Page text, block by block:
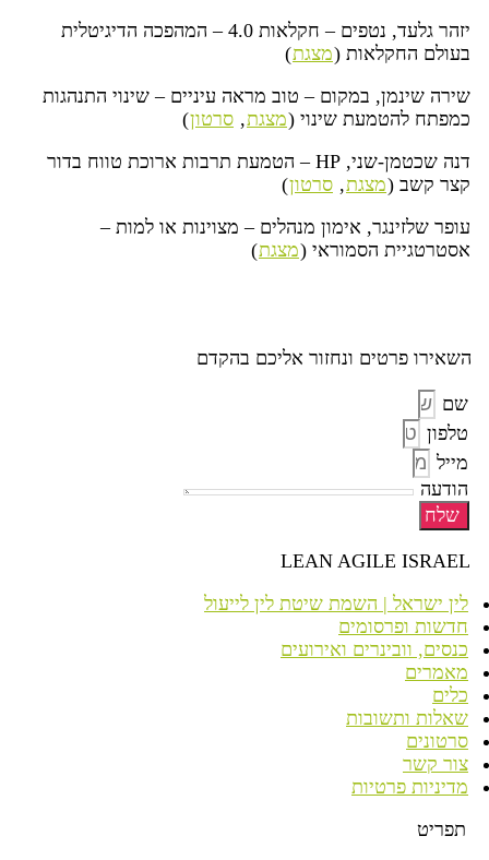
יזהר גלעד, נטפים – חקלאות 4.0 – המהפכה הדיגיטלית
בעולם החקלאות (מצגת)
שירה שינמן, במקום – טוב מראה עיניים – שינוי התנהגות
כמפתח להטמעת שינוי (מצגת, סרטון)
דנה שכטמן-שני, HP – הטמעת תרבות ארוכת טווח בדור
קצר קשב (מצגת, סרטון)
עופר שלזינגר, אימון מנהלים – מצוינות או למות –
אסטרטגיית הסמוראי (מצגת)
השאירו פרטים ונחזור אליכם בהקדם
שם
טלפון
מייל
הודעה
שלח
LEAN AGILE ISRAEL
לין ישראל | השמת שיטת לין לייעול
חדשות ופרסומים
כנסים, וובינרים ואירועים
מאמרים
כלים
שאלות ותשובות
סרטונים
צור קשר
מדיניות פרטיות
תפריט